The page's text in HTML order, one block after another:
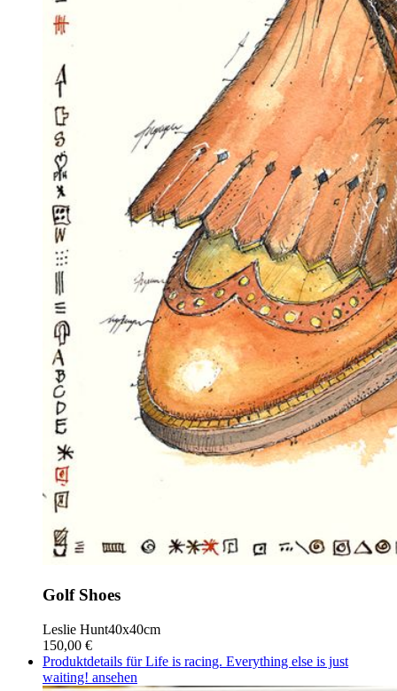
Golf Shoes
Leslie Hunt40x40cm
150,00 €
Produktdetails für Life is racing. Everything else is just
waiting! ansehen